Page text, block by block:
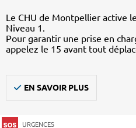
Le CHU de Montpellier active
Niveau 1.
Pour garantir une prise en
appelez le 15 avant tout
EN SAVOIR PLUS
URGENCES